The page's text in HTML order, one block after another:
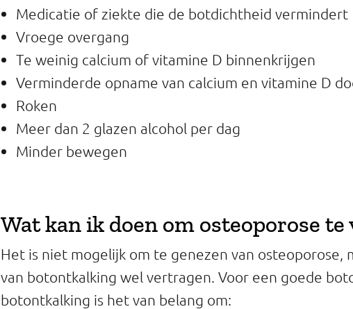
Medicatie of ziekte die de botdichtheid vermindert
Vroege overgang
Te weinig calcium of vitamine D binnenkrijgen
Verminderde opname van calcium en vitamine D
Roken
Meer dan 2 glazen alcohol per dag
Minder bewegen
Wat kan ik doen om osteoporose te
Het is niet mogelijk om te genezen van osteoporose,
van botontkalking wel vertragen. Voor een goede
botontkalking is het van belang om: